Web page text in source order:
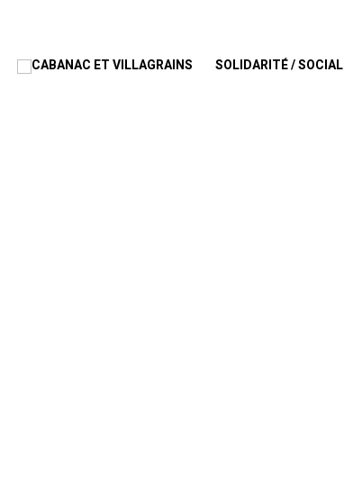
SOLIDARITÉ / SOCIAL